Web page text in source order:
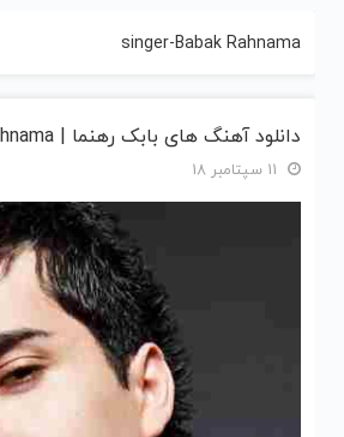
singer-Babak Rahnama
دانلود آهنگ های بابک رهنما | Babak Rahnama